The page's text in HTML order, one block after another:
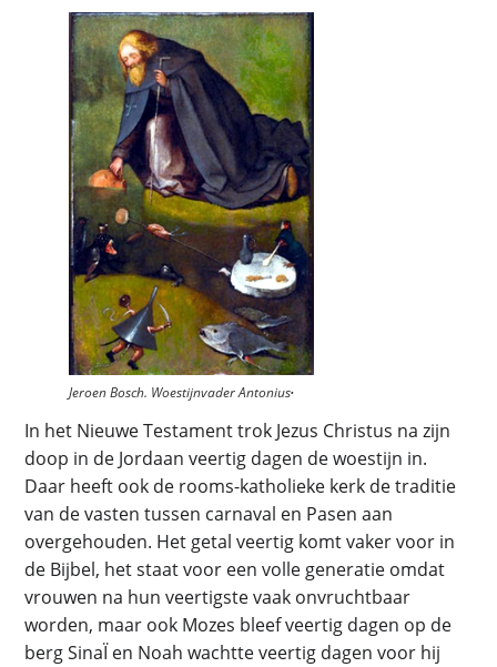
Jeroen Bosch. Woestijnvader Antonius.
In het Nieuwe Testament trok Jezus Christus na zijn
doop in de Jordaan veertig dagen de woestijn in.
Daar heeft ook de rooms-katholieke kerk de traditie
van de vasten tussen carnaval en Pasen aan
overgehouden. Het getal veertig komt vaker voor in
de Bijbel, het staat voor een volle generatie omdat
vrouwen na hun veertigste vaak onvruchtbaar
worden, maar ook Mozes bleef veertig dagen op de
berg SinaÏ en Noah wachtte veertig dagen voor hij